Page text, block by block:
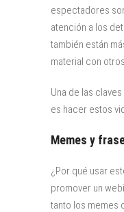
espectadores
atención a los
también están
material con
Una de las
es hacer estos
Memes y
¿Por qué usar
promover un
tanto los memes